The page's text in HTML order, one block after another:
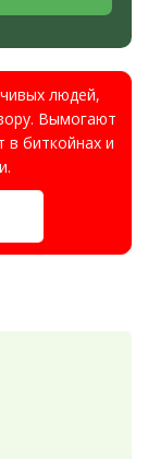
людей,
Вымогают
в биткойнах и